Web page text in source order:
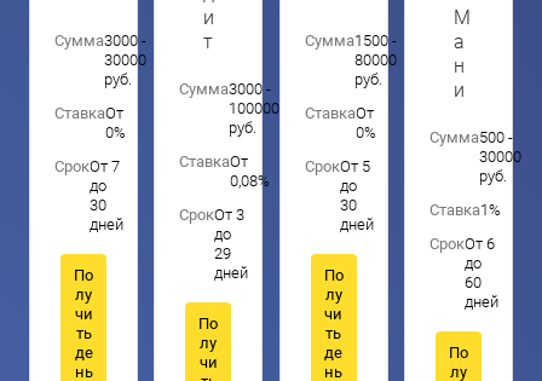
Сумма3000 -
30000
руб.
СтавкаОт
0%
СрокОт 7
до
30
дней
По
лу
чи
ть
де
нь
и
т
Сумма3000 -
100000
руб.
СтавкаОт
0,08%
СрокОт 3
до
29
дней
По
лу
чи
Сумма1500 -
80000
руб.
СтавкаОт
0%
СрокОт 5
до
30
дней
По
лу
чи
ть
де
нь
М
а
н
и
Сумма500 -
30000
руб.
Ставка1%
СрокОт 6
до
60
дней
По
лу